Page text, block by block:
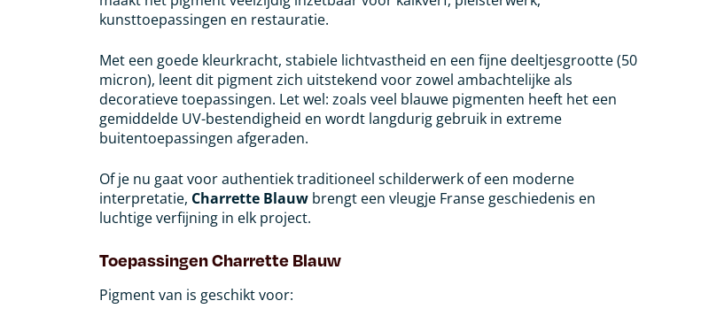
kunsttoepassingen en restauratie.
Met een goede kleurkracht, stabiele lichtvastheid en een fijne deeltjesgrootte (50
micron), leent dit pigment zich uitstekend voor zowel ambachtelijke als
decoratieve toepassingen. Let wel: zoals veel blauwe pigmenten heeft het een
gemiddelde UV-bestendigheid en wordt langdurig gebruik in extreme
buitentoepassingen afgeraden.
Of je nu gaat voor authentiek traditioneel schilderwerk of een moderne
interpretatie, Charrette Blauw brengt een vleugje Franse geschiedenis en
luchtige verfijning in elk project.
ToepassingenCharrette Blauw
Pigment van is geschikt voor: